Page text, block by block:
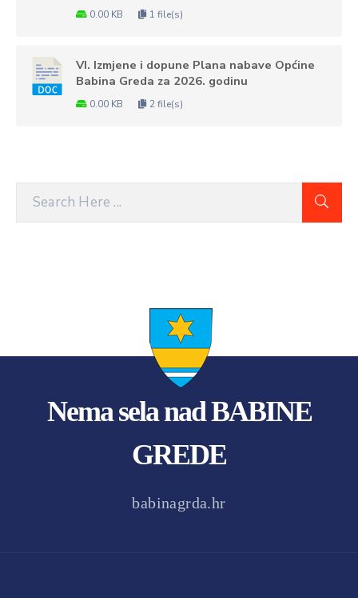
0.00 KB 1 file(s)
VI. Izmjene i dopune Plana nabave Općine
Babina Greda za 2026. godinu
0.00 KB 2 file(s)
Nema sela nad BABINE
GREDE
babinagrda.hr